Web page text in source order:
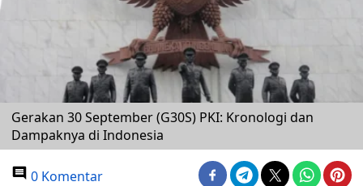
Gerakan 30 September (G30S) PKI: Kronologi dan
Dampaknya di Indonesia
0 Komentar